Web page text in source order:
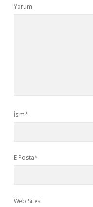
Yorum
İsim*
E-Posta*
Web Sitesi